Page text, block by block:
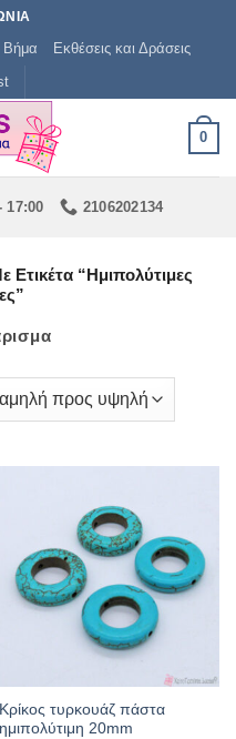
Βήμα
Εκθέσεις και Δράσεις
0
17:00 2106202134
Ετικέτα “ημιπολύτιμες
Κρίκος τυρκουάζ πάστα
ημιπολύτιμη 20mm